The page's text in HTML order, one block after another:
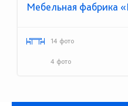
Мебельная фабрика
14 фото
4 фото